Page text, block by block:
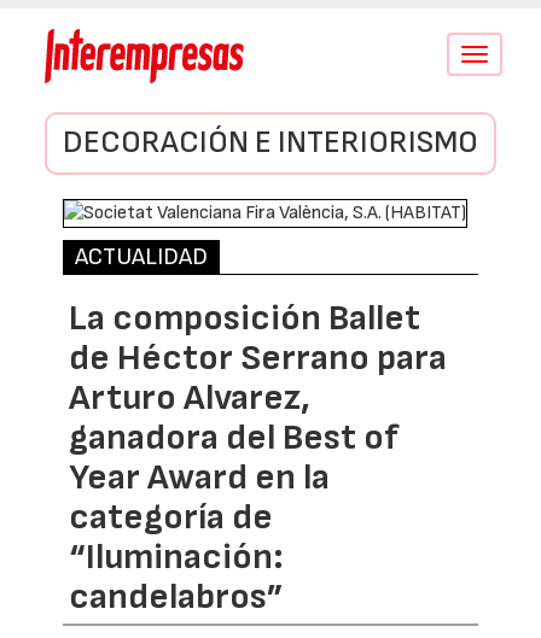
Conmutar
DECORACIÓN E INTERIORISMO
ACTUALIDAD
La composición Ballet
de Héctor Serrano para
Arturo Alvarez,
ganadora del Best of
Year Award en la
categoría de
“Iluminación:
candelabros”